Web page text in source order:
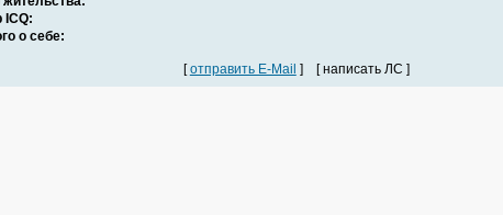
ICQ:
о себе:
[отправить E-Mail ] [ написать ЛС ]